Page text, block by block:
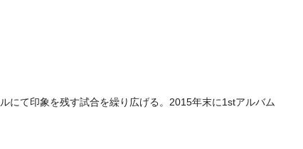
にて印象を残す試合を繰り広げる。2015年末に1stアルバム